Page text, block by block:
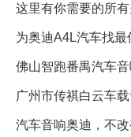
这里有你需要的所
为奥迪A4L汽车找最
佛山智跑番禺汽车
广州市传祺白云车
汽车音响奥迪，不